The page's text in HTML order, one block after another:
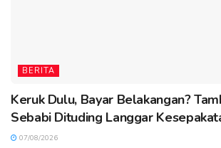
BERITA
Keruk Dulu, Bayar Belakangan?
Sebabi Dituding Langgar
07/08/2026